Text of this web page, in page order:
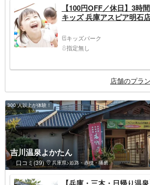
【100円OFF／休日】3
キッズ 兵庫アスピア明石
キッズパーク
指定無し
店舗のプラ
300 人以上が体験！
吉川温泉よかたん
口コミ(39) 兵庫県>姫路・赤穂・播磨